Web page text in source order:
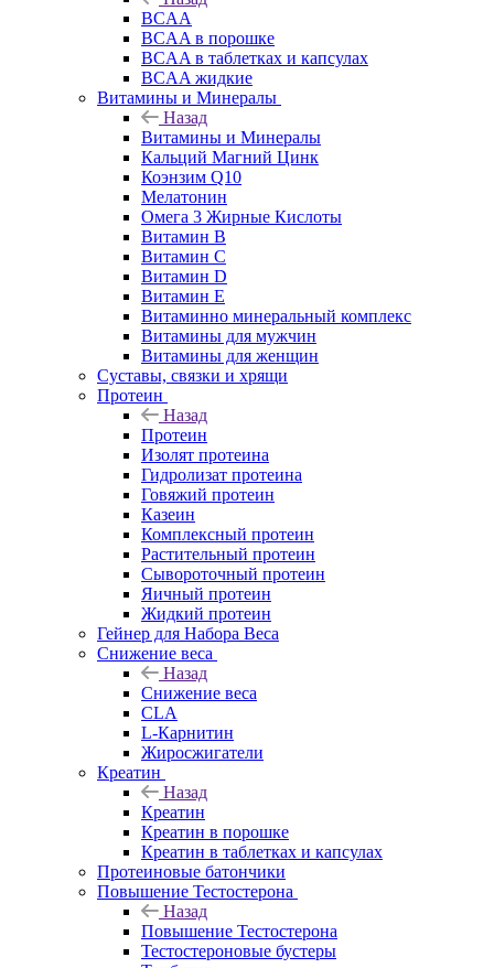
BCAA
BCAA в порошке
BCAA в таблетках и капсулах
BCAA жидкие
Витамины и Минералы
Назад
Витамины и Минералы
Кальций Магний Цинк
Коэнзим Q10
Мелатонин
Омега 3 Жирные Кислоты
Витамин B
Витамин C
Витамин D
Витамин E
Витаминно минеральный комплекс
Витамины для мужчин
Витамины для женщин
Суставы, связки и хрящи
Протеин
Назад
Протеин
Изолят протеина
Гидролизат протеина
Говяжий протеин
Казеин
Комплексный протеин
Растительный протеин
Сывороточный протеин
Яичный протеин
Жидкий протеин
Гейнер для Набора Веса
Снижение веса
Назад
Снижение веса
CLA
L-Карнитин
Жиросжигатели
Креатин
Назад
Креатин
Креатин в порошке
Креатин в таблетках и капсулах
Протеиновые батончики
Повышение Тестостерона
Назад
Повышение Тестостерона
Тестостероновые бустеры